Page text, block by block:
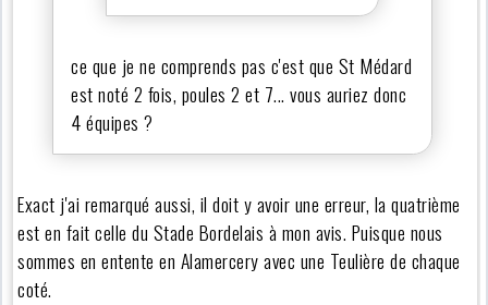
ce que je ne comprends pas c'est que St Médard
est noté 2 fois, poules 2 et 7... vous auriez donc
4 équipes ?
Exact j'ai remarqué aussi, il doit y avoir une erreur, la quatrième
est en fait celle du Stade Bordelais à mon avis. Puisque nous
sommes en entente en Alamercery avec une Teulière de chaque
coté.